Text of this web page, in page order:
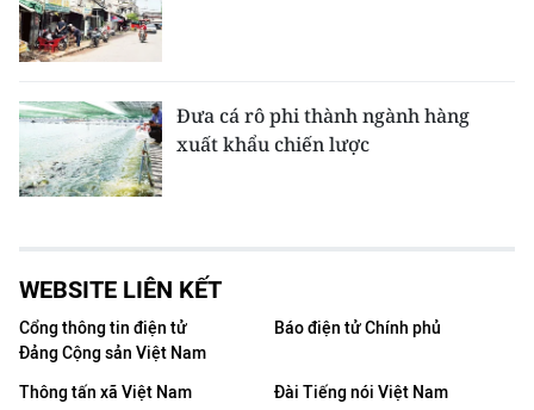
Đưa cá rô phi thành ngành hàng
xuất khẩu chiến lược
WEBSITE LIÊN KẾT
Cổng thông tin điện tử
Đảng Cộng sản Việt Nam
Báo điện tử Chính phủ
Thông tấn xã Việt Nam
Đài Tiếng nói Việt Nam